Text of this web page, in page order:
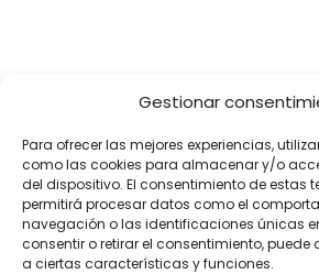
Gestionar
Para ofrecer las mejores experiencias,
como las cookies para almacenar y/o
del dispositivo. El consentimiento de estas
permitirá procesar datos como el
navegación o las identificaciones únicas
consentir o retirar el consentimiento,
a ciertas características y funciones.